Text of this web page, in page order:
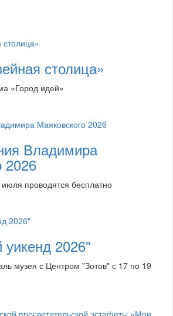
столица»
«Город идей»
Владимира
2026
проводятся бесплатно
2026"
музея с Центром "Зотов" с 17 по 19